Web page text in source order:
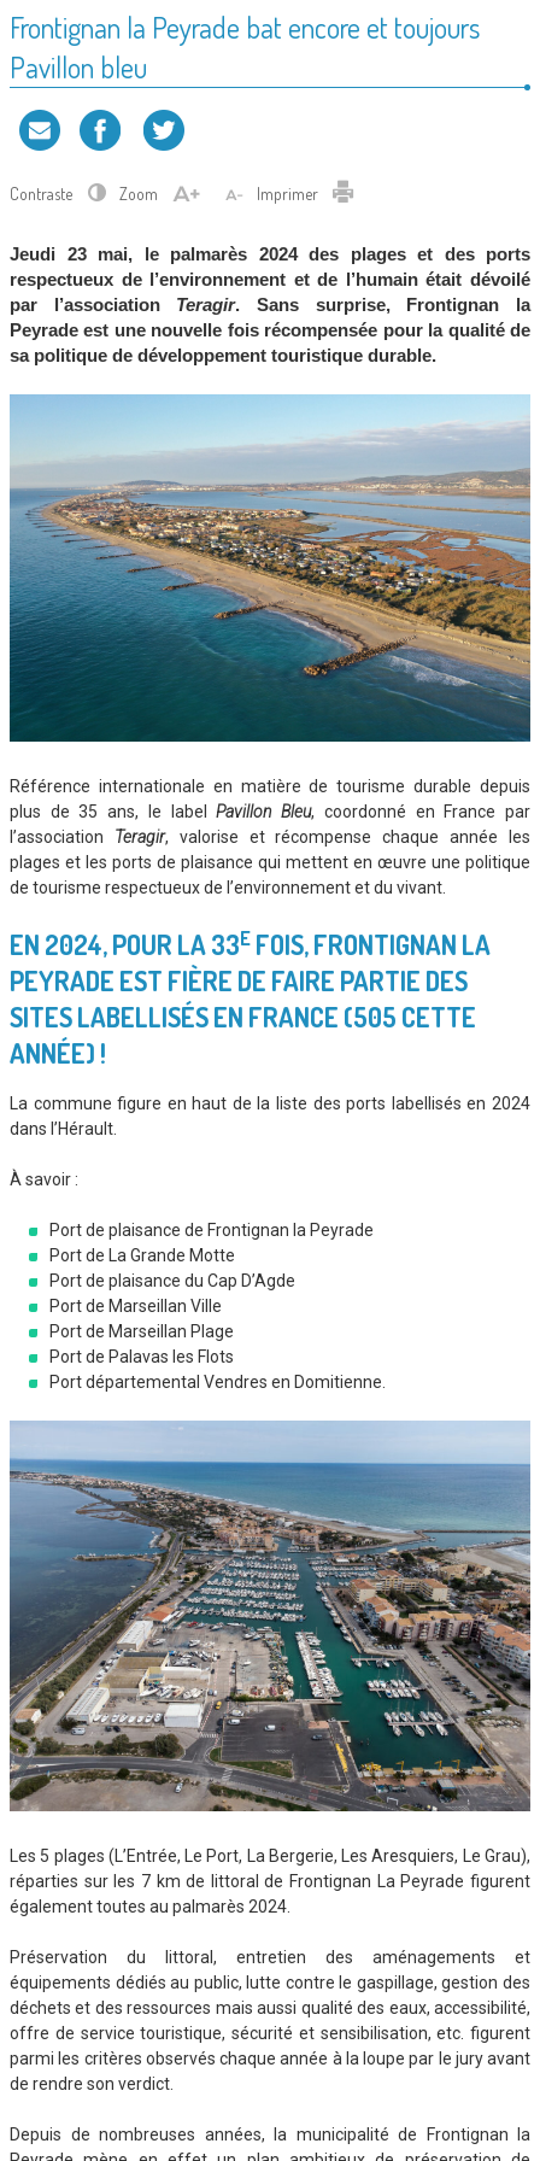
Frontignan la Peyrade bat encore et toujours
Pavillon bleu
Contraste Zoom Imprimer
Jeudi 23 mai, le palmarès 2024 des plages et des ports
respectueux de l’environnement et de l’humain était dévoilé
par l’association Teragir. Sans surprise, Frontignan la
Peyrade est une nouvelle fois récompensée pour la qualité de
sa politique de développement touristique durable.
Référence internationale en matière de tourisme durable depuis
plus de 35 ans, le labelPavillon Bleu, coordonné en France par
l’association Teragir, valorise et récompense chaque année les
plages et les ports de plaisance qui mettent en œuvre une politique
de tourisme respectueux de l’environnement et du vivant.
EN 2024, POUR LA 33E FOIS, FRONTIGNAN LA
PEYRADE EST FIÈRE DE FAIRE PARTIE DES
SITES LABELLISÉS EN FRANCE (505 CETTE
ANNÉE) !
La commune figure en haut de la liste des ports labellisés en 2024
dans l’Hérault.
À savoir :
Port de plaisance de Frontignan la Peyrade
Port de La Grande Motte
Port de plaisance du Cap D’Agde
Port de Marseillan Ville
Port de Marseillan Plage
Port de Palavas les Flots
Port départemental Vendres en Domitienne.
Les 5 plages (L’Entrée, Le Port, La Bergerie, Les Aresquiers, Le Grau),
réparties sur les 7 km de littoral de Frontignan La Peyrade figurent
également toutes au palmarès 2024.
Préservation du littoral, entretien des aménagements et
équipements dédiés au public, lutte contre le gaspillage, gestion des
déchets et des ressources mais aussi qualité des eaux, accessibilité,
offre de service touristique, sécurité et sensibilisation, etc. figurent
parmi les critères observés chaque année à la loupe par le jury avant
de rendre son verdict.
Depuis de nombreuses années, la municipalité de Frontignan la